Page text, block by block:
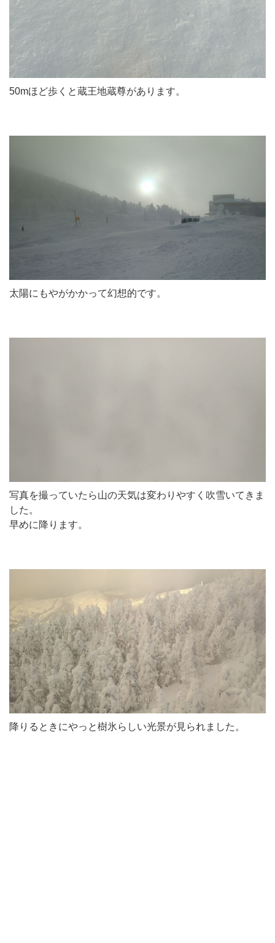
50mほど歩くと蔵王地蔵尊があります。
太陽にもやがかかって幻想的です。
写真を撮っていたら山の天気は変わりやすく吹雪いてきま
した。
早めに降ります。
降りるときにやっと樹氷らしい光景が見られました。